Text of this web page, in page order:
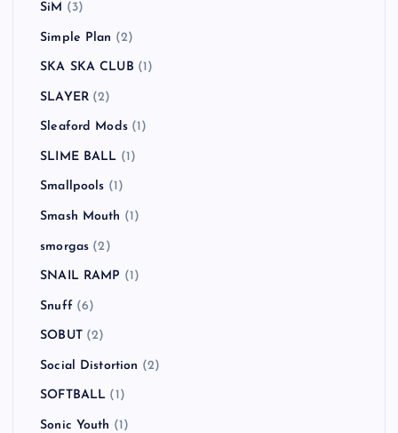
SiM (3)
Simple Plan (2)
SKA SKA CLUB (1)
SLAYER(2)
Sleaford Mods(1)
SLIME BALL (1)
Smallpools (1)
Smash Mouth (1)
smorgas (2)
SNAIL RAMP (1)
Snuff (6)
SOBUT(2)
Social Distortion (2)
SOFTBALL (1)
Sonic Youth (1)